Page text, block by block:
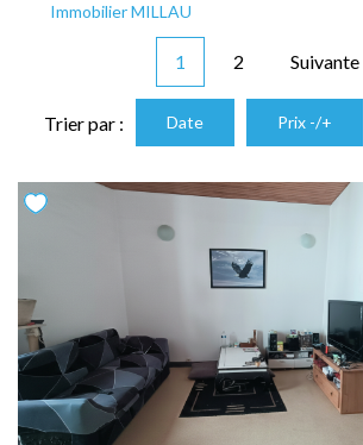
Immobilier MILLAU
1 2 Suivante
Trier par : Date Prix -/+